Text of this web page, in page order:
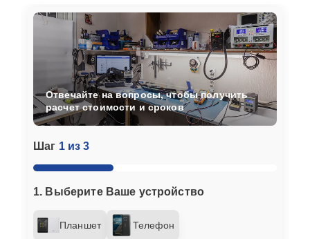
Шаг 1 из 3
1. Выберите Ваше устройство
Планшет Телефон
Отвечайте на вопросы, чтобы получить
расчет стоимости и сроков